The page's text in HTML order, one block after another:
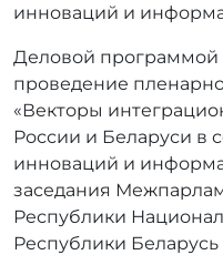
инноваций и
Деловой
проведение
«Векторы
России и Беларуси в
инноваций и
заседания
Республики
Республики